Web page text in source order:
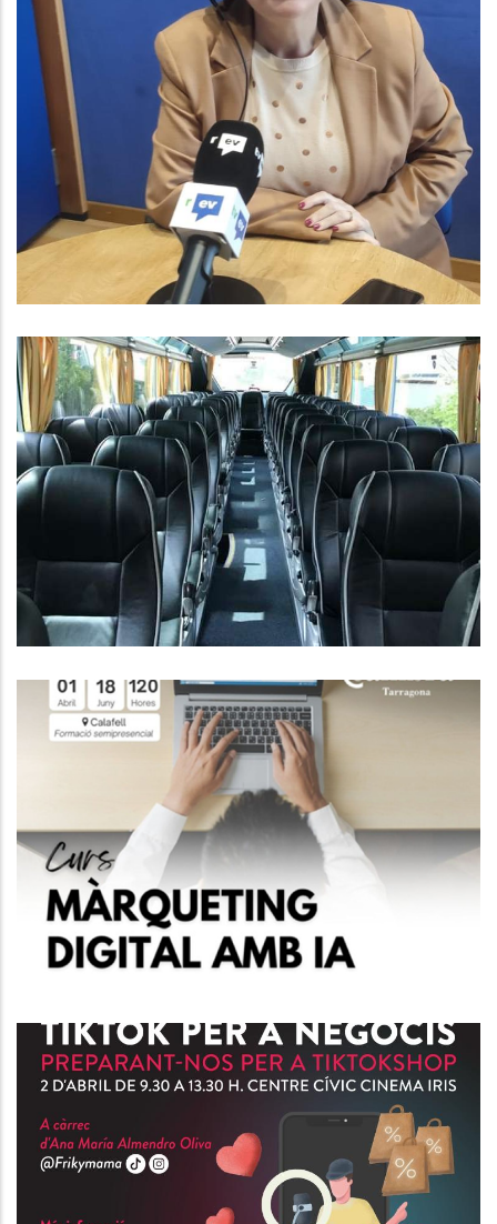
ENTREVISTA A AGNÉS FERRER.
CONSELLERA DE SUPORT A LA
GESTIÓ MUNICIPAL AL CONSELL
COMARCAL
Altres
CONVOCATÒRIA AJUTS
INDIVIDUALS DE DESPLAÇAMENT
PER AL CURS 2024-25
Educació
Curs IA Per Al Màrqueting Del
Futur.
P. econòmica
Curs D'Atenció Al Client I
Tècniques De Venda.
P. econòmica